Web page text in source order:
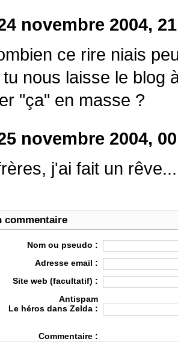
novembre 2004,
ce rire niais
tu nous laisse le blog
"ça" en masse ?
novembre 2004,
j'ai fait un
commentaire
Nom ou pseudo :
Adresse email :
Site web (facultatif) :
Antispam
Le héros dans Zelda :
Commentaire :